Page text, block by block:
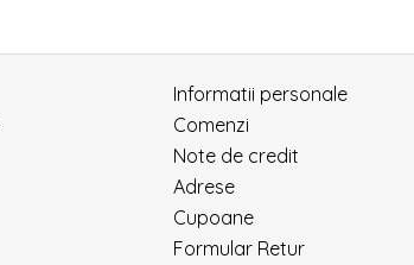
Informatii personale
Comenzi
Note de credit
Adrese
Cupoane
Formular Retur